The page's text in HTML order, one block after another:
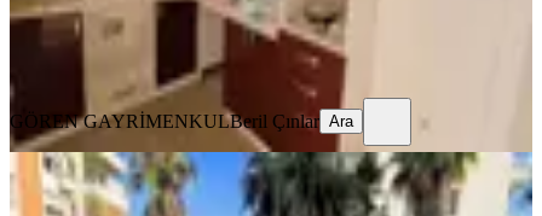
GÖREN GAYRİMENKUL Beril Çınlar
GÖREN GAYRİMENKULBeril Çınlar Ara
YENİ
Denize Sıfır Özel Plajlı Güvenlik